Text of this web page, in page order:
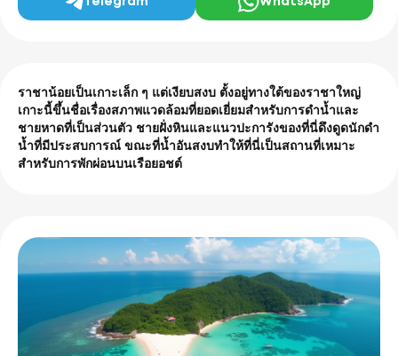
ราชาน้อยเป็นเกาะเล็ก ๆ แต่เงียบสงบ ตั้งอยู่ทางใต้ของราชาใหญ่
เกาะนี้ขึ้นชื่อเรื่องสภาพแวดล้อมที่ยอดเยี่ยมสำหรับการดำน้ำและ
ชายหาดที่เป็นส่วนตัว ชายฝั่งหินและแนวปะการังของที่นี่ดึงดูดนักดำ
น้ำที่มีประสบการณ์ ขณะที่น้ำอันสงบทำให้ที่นี่เป็นสถานที่เหมาะ
สำหรับการพักผ่อนบนเรือยอชต์